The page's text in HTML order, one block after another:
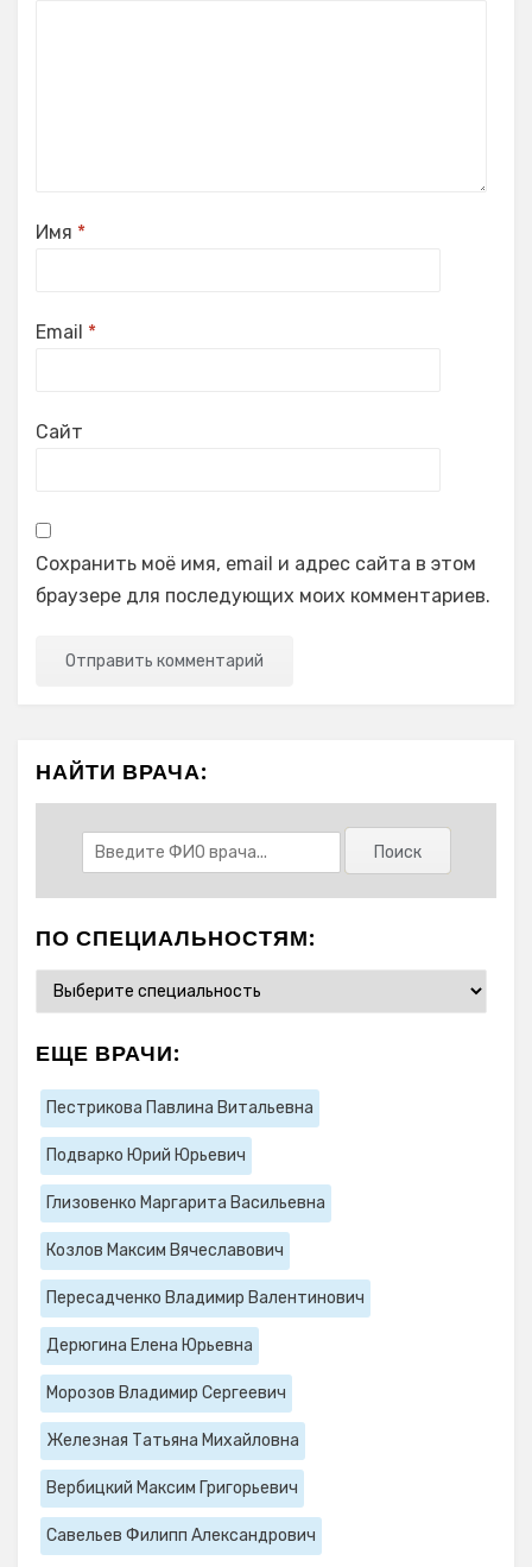
Имя *
Email *
Сайт
Сохранить моё имя, email и адрес сайта в этом
браузере для последующих моих комментариев.
НАЙТИ ВРАЧА:
ПО СПЕЦИАЛЬНОСТЯМ:
ЕЩЕ ВРАЧИ:
Пестрикова Павлина Витальевна
Подварко Юрий Юрьевич
Глизовенко Маргарита Васильевна
Козлов Максим Вячеславович
Пересадченко Владимир Валентинович
Дерюгина Елена Юрьевна
Морозов Владимир Сергеевич
Железная Татьяна Михайловна
Вербицкий Максим Григорьевич
Савельев Филипп Александрович